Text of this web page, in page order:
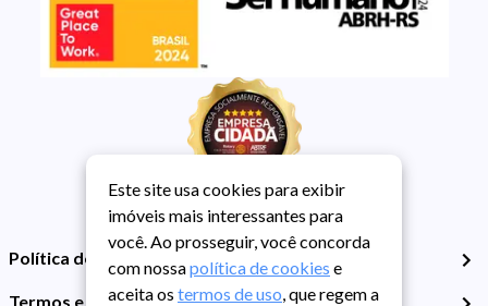
Política de Privacidade
Termos e Condições de Uso
Este site usa cookies para exibir
imóveis mais interessantes para
você. Ao prosseguir, você concorda
com nossapolítica de cookies e
aceita os termos de uso, que regem a